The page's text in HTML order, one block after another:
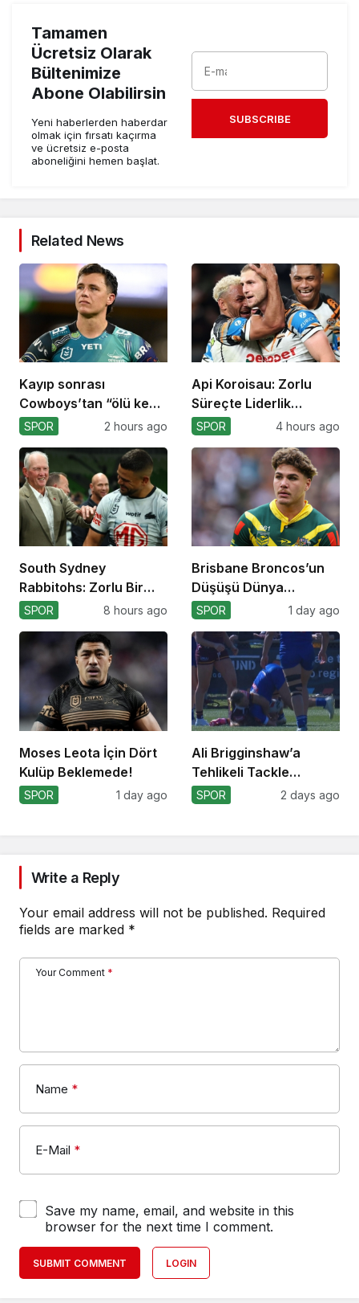
Tamamen
Ücretsiz Olarak
Bültenimize
Abone Olabilirsin
Yeni haberlerden haberdar
olmak için fırsatı kaçırma
ve ücretsiz e-posta
aboneliğini hemen başlat.
SUBSCRIBE
Related News
Kayıp sonrası
Cowboys’tan “ölü kedi”
atılımı!
SPOR 2 hours ago
Api Koroisau: Zorlu
Süreçte Liderlik
Mücadelesi
SPOR 4 hours ago
South Sydney
Rabbitohs: Zorlu Bir
Off-Season Bekliyor
SPOR 8 hours ago
Brisbane Broncos’un
Düşüşü Dünya
Kupası’nı Etkiler mi?
SPOR 1 day ago
Moses Leota İçin Dört
Kulüp Beklemede!
SPOR 1 day ago
Ali Brigginshaw’a
Tehlikeli Tackle
Nedeniyle Ceza!
SPOR 2 days ago
Write a Reply
Your email address will not be published. Required
fields are marked *
Your Comment *
Name *
E-Mail *
Save my name, email, and website in this
browser for the next time I comment.
SUBMIT COMMENT LOGIN